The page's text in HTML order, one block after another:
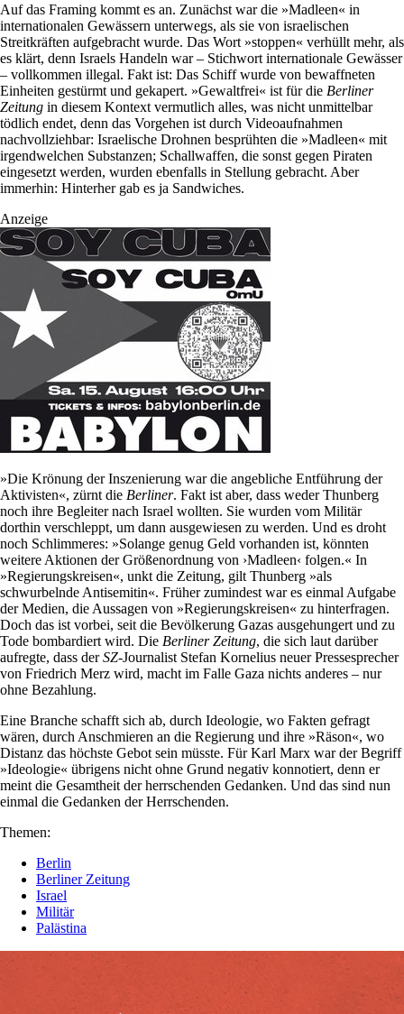
Auf das Framing kommt es an. Zunächst war die »Madleen« in
internationalen Gewässern unterwegs, als sie von israelischen
Streitkräften aufgebracht wurde. Das Wort »stoppen« verhüllt mehr, als
es klärt, denn Israels Handeln war – Stichwort internationale Gewässer
– vollkommen illegal. Fakt ist: Das Schiff wurde von bewaffneten
Einheiten gestürmt und gekapert. »Gewaltfrei« ist für die Berliner
Zeitung in diesem Kontext vermutlich alles, was nicht unmittelbar
tödlich endet, denn das Vorgehen ist durch Videoaufnahmen
nachvollziehbar: Israelische Drohnen besprühten die »Madleen« mit
irgendwelchen Substanzen; Schallwaffen, die sonst gegen Piraten
eingesetzt werden, wurden ebenfalls in Stellung gebracht. Aber
immerhin: Hinterher gab es ja Sandwiches.
Anzeige
»Die Krönung der Inszenierung war die angebliche Entführung der
Aktivisten«, zürnt die Berliner. Fakt ist aber, dass weder Thunberg
noch ihre Begleiter nach Israel wollten. Sie wurden vom Militär
dorthin verschleppt, um dann ausgewiesen zu werden. Und es droht
noch Schlimmeres: »Solange genug Geld vorhanden ist, könnten
weitere Aktionen der Größenordnung von ›Madleen‹ folgen.« In
»Regierungskreisen«, unkt die Zeitung, gilt Thunberg »als
schwurbelnde Antisemitin«. Früher zumindest war es einmal Aufgabe
der Medien, die Aussagen von »Regierungskreisen« zu hinterfragen.
Doch das ist vorbei, seit die Bevölkerung Gazas ausgehungert und zu
Tode bombardiert wird. Die Berliner Zeitung, die sich laut darüber
aufregte, dass derSZ-Journalist Stefan Kornelius neuer Pressesprecher
von Friedrich Merz wird, macht im Falle Gaza nichts anderes – nur
ohne Bezahlung.
Eine Branche schafft sich ab, durch Ideologie, wo Fakten gefragt
wären, durch Anschmieren an die Regierung und ihre »Räson«, wo
Distanz das höchste Gebot sein müsste. Für Karl Marx war der Begriff
»Ideologie« übrigens nicht ohne Grund negativ konnotiert, denn er
meint die Gesamtheit der herrschenden Gedanken. Und das sind nun
einmal die Gedanken der Herrschenden.
Themen:
Berlin
Berliner Zeitung
Israel
Militär
Palästina